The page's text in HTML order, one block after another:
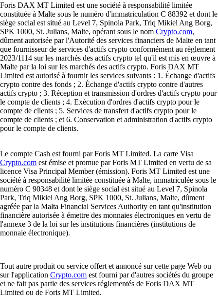
Foris DAX MT Limited est une société à responsabilité limitée
constituée à Malte sous le numéro d'immatriculation C 88392 et dont le
siège social est situé au Level 7, Spinola Park, Triq Mikiel Ang Borg,
SPK 1000, St. Julians, Malte, opérant sous le nom Crypto.com,
dûment autorisée par l'Autorité des services financiers de Malte en tant
que fournisseur de services d'actifs crypto conformément au règlement
2023/1114 sur les marchés des actifs crypto tel qu'il est mis en œuvre à
Malte par la loi sur les marchés des actifs crypto. Foris DAX MT
Limited est autorisé à fournir les services suivants : 1. Échange d'actifs
crypto contre des fonds ; 2. Échange d'actifs crypto contre d'autres
actifs crypto ; 3. Réception et transmission d'ordres d'actifs crypto pour
le compte de clients ; 4. Exécution d'ordres d'actifs crypto pour le
compte de clients ; 5. Services de transfert d'actifs crypto pour le
compte de clients ; et 6. Conservation et administration d'actifs crypto
pour le compte de clients.
Le compte Cash est fourni par Foris MT Limited. La carte Visa
Crypto.com est émise et promue par Foris MT Limited en vertu de sa
licence Visa Principal Member (émission). Foris MT Limited est une
société à responsabilité limitée constituée à Malte, immatriculée sous le
numéro C 90348 et dont le siège social est situé au Level 7, Spinola
Park, Triq Mikiel Ang Borg, SPK 1000, St. Julians, Malte, dûment
agréée par la Malta Financial Services Authority en tant qu'institution
financière autorisée à émettre des monnaies électroniques en vertu de
l'annexe 3 de la loi sur les institutions financières (institutions de
monnaie électronique).
Tout autre produit ou service offert et annoncé sur cette page Web ou
sur l'application Crypto.com est fourni par d'autres sociétés du groupe
et ne fait pas partie des services réglementés de Foris DAX MT
Limited ou de Foris MT Limited.